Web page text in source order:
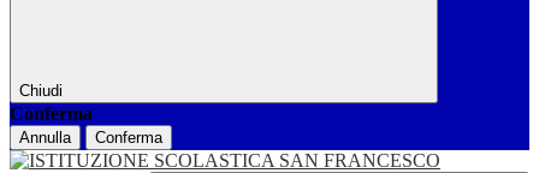
Chiudi
Conferma
Annulla Conferma